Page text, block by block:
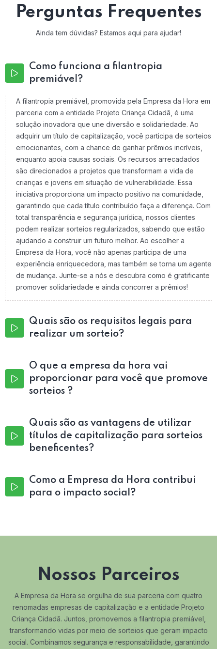
Perguntas Frequentes
Ainda tem dúvidas? Estamos aqui para ajudar!
Como funciona a filantropia
premiável?
A filantropia premiável, promovida pela Empresa da Hora em
parceria com a entidade Projeto Criança Cidadã, é uma
solução inovadora que une diversão e solidariedade. Ao
adquirir um título de capitalização, você participa de sorteios
emocionantes, com a chance de ganhar prêmios incríveis,
enquanto apoia causas sociais. Os recursos arrecadados
são direcionados a projetos que transformam a vida de
crianças e jovens em situação de vulnerabilidade. Essa
iniciativa proporciona um impacto positivo na comunidade,
garantindo que cada título contribuído faça a diferença. Com
total transparência e segurança jurídica, nossos clientes
podem realizar sorteios regularizados, sabendo que estão
ajudando a construir um futuro melhor. Ao escolher a
Empresa da Hora, você não apenas participa de uma
experiência enriquecedora, mas também se torna um agente
de mudança. Junte-se a nós e descubra como é gratificante
promover solidariedade e ainda concorrer a prêmios!
Quais são os requisitos legais para
realizar um sorteio?
O que a empresa da hora vai
proporcionar para você que promove
sorteios ?
Quais são as vantagens de utilizar
títulos de capitalização para sorteios
beneficentes?
Como a Empresa da Hora contribui
para o impacto social?
Nossos Parceiros
A Empresa da Hora se orgulha de sua parceria com quatro
renomadas empresas de capitalização e a entidade Projeto
Criança Cidadã. Juntos, promovemos a filantropia premiável,
transformando vidas por meio de sorteios que geram impacto
social. Combinamos segurança e responsabilidade, garantindo